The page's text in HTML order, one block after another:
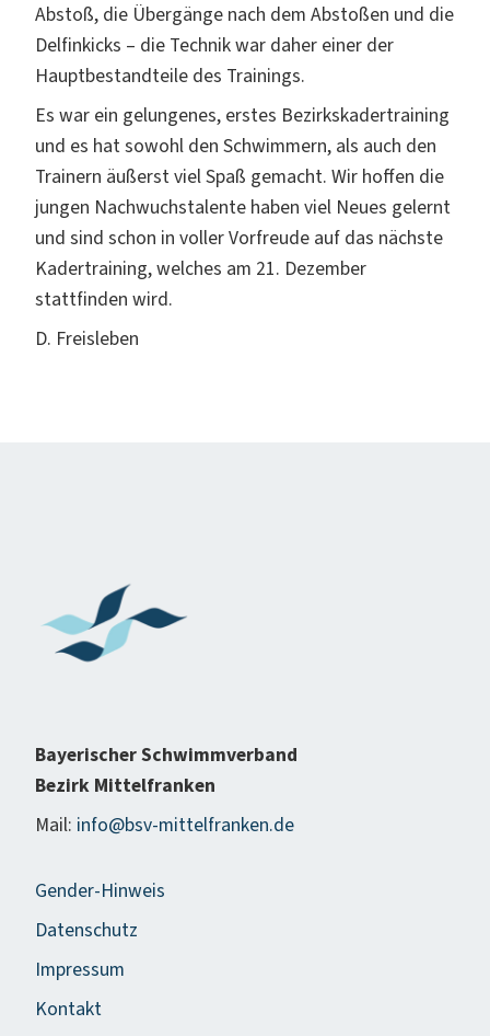
Abstoß, die Übergänge nach dem Abstoßen und die
Delfinkicks – die Technik war daher einer der
Hauptbestandteile des Trainings.
Es war ein gelungenes, erstes Bezirkskadertraining
und es hat sowohl den Schwimmern, als auch den
Trainern äußerst viel Spaß gemacht. Wir hoffen die
jungen Nachwuchstalente haben viel Neues gelernt
und sind schon in voller Vorfreude auf das nächste
Kadertraining, welches am 21. Dezember
stattfinden wird.
D. Freisleben
Bayerischer Schwimmverband
Bezirk Mittelfranken
Mail: info@bsv-mittelfranken.de
Gender-Hinweis
Datenschutz
Impressum
Kontakt